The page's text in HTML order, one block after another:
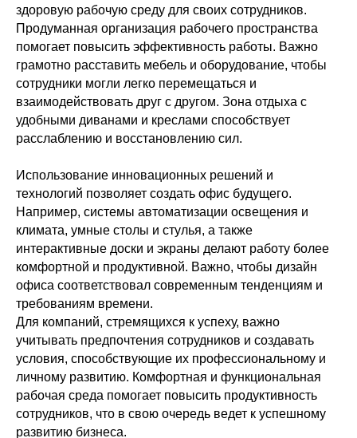
здоровую рабочую среду для своих сотрудников.
Продуманная организация рабочего пространства
помогает повысить эффективность работы. Важно
грамотно расставить мебель и оборудование, чтобы
сотрудники могли легко перемещаться и
взаимодействовать друг с другом. Зона отдыха с
удобными диванами и креслами способствует
расслаблению и восстановлению сил.
Использование инновационных решений и
технологий позволяет создать офис будущего.
Например, системы автоматизации освещения и
климата, умные столы и стулья, а также
интерактивные доски и экраны делают работу более
комфортной и продуктивной. Важно, чтобы дизайн
офиса соответствовал современным тенденциям и
требованиям времени.
Для компаний, стремящихся к успеху, важно
учитывать предпочтения сотрудников и создавать
условия, способствующие их профессиональному и
личному развитию. Комфортная и функциональная
рабочая среда помогает повысить продуктивность
сотрудников, что в свою очередь ведет к успешному
развитию бизнеса.